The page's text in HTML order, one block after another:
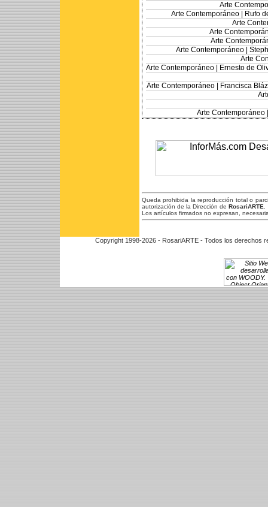
Arte
Arte Contemporáneo |
Rufo
Arte
Arte
Arte
Arte Contemporáneo |
Arte
Arte Contemporáneo |
Ernesto de
Arte Contemporáneo |
Francisca
Arte Contemporáneo
Queda prohibida la reproducción total o
autorización de la Dirección de RosariARTE
Los artículos firmados no expresan,
Copyright 1998-2026 - RosariARTE - Todos los derechos